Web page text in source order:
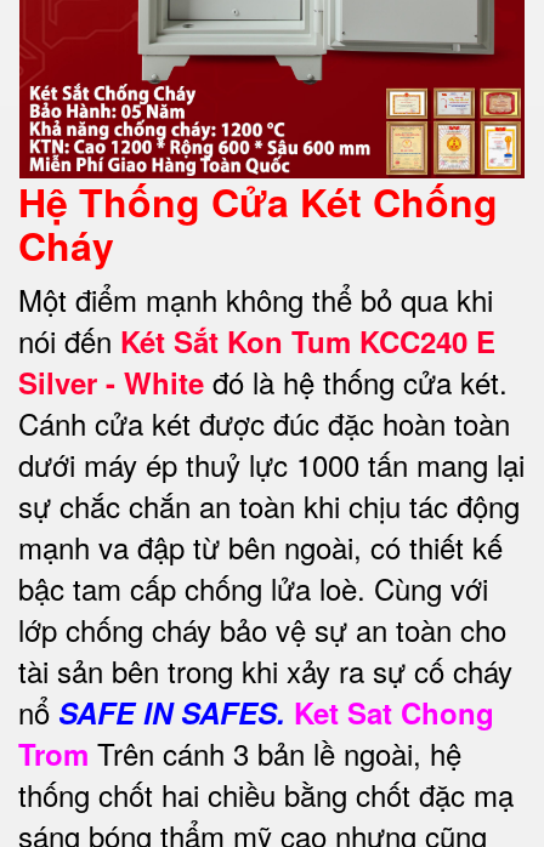
Hệ Thống Cửa Két Chống
Cháy
Một điểm mạnh không thể bỏ qua khi
nói đến Két Sắt Kon Tum KCC240 E
Silver - White đó là hệ thống cửa két.
Cánh cửa két được đúc đặc hoàn toàn
dưới máy ép thuỷ lực 1000 tấn mang lại
sự chắc chắn an toàn khi chịu tác động
mạnh va đập từ bên ngoài, có thiết kế
bậc tam cấp chống lửa loè. Cùng với
lớp chống cháy bảo vệ sự an toàn cho
tài sản bên trong khi xảy ra sự cố cháy
nổ SAFE IN SAFES. Ket Sat Chong
Trom Trên cánh 3 bản lề ngoài, hệ
thống chốt hai chiều bằng chốt đặc mạ
sáng bóng thẩm mỹ cao nhưng cũng